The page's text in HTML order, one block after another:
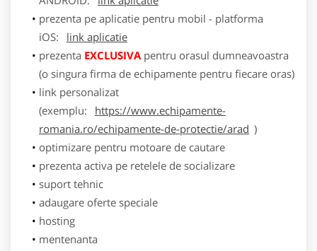
prezenta pe aplicatie pentru mobil - platforma
iOS:
link aplicatie
prezenta EXCLUSIVApentru orasul dumneavoastra
(o singura firma de echipamente pentru fiecare oras)
link personalizat
(exemplu:
https://www.echipamente-
romania.ro/echipamente-de-protectie/arad )
optimizare pentru motoare de cautare
prezenta activa pe retelele de socializare
suport tehnic
adaugare oferte speciale
hosting
mentenanta